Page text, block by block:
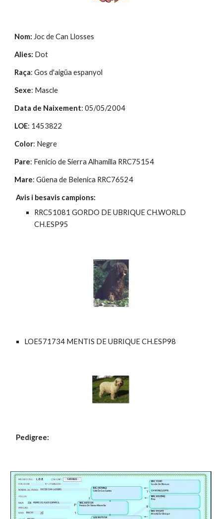
Nom: Joc de Can Llosses
Alies: Dot
Raça: Gos d'aigüa espanyol
Sexe: Mascle
Data de Naixement: 05/05/2004
LOE: 1453822
Color: Negre
Pare: Fenicio de Sierra Alhamilla RRC75154
Mare: Güena de Belenica RRC76524
Avis i besavis campions:
RRC51081 GORDO DE UBRIQUE CH.WORLD
CH.ESP95
LOE571734 MENTIS DE UBRIQUE CH.ESP98
Pedigree: